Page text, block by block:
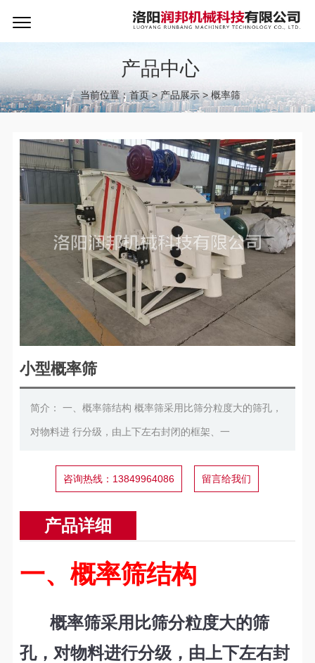
产品中心
当前位置：首页>产品展示>概率筛
小型概率筛
简介： 一、概率筛结构 概率筛采用比筛分粒度大的筛孔，
对物料进 行分级，由上下左右封闭的框架、一
咨询热线：13849964086 留言给我们
产品详细
一、概率筛结构
概率筛采用比筛分粒度大的筛
孔，对物料进行分级，由上下左右封